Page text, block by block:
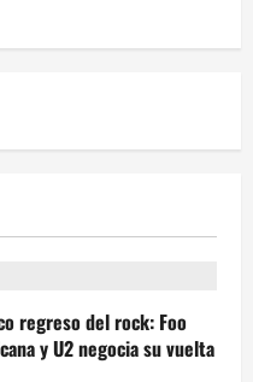
regreso del rock: Foo
y U2 negocia su vuelta